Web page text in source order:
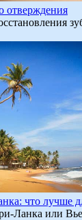
отверждения
что лучше
Ланка или